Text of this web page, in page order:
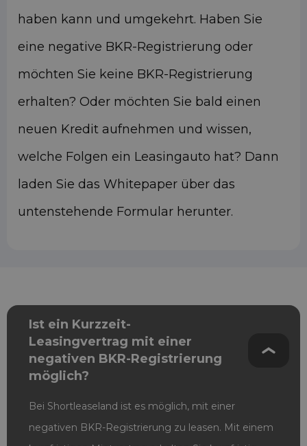
haben kann und umgekehrt. Haben Sie
eine negative BKR-Registrierung oder
möchten Sie keine BKR-Registrierung
erhalten? Oder möchten Sie bald einen
neuen Kredit aufnehmen und wissen,
welche Folgen ein Leasingauto hat? Dann
laden Sie das Whitepaper über das
untenstehende Formular herunter.
Ist ein Kurzzeit-
Leasingvertrag mit einer
negativen BKR-Registrierung
möglich?
Bei Shortleaseland ist es möglich, mit einer
negativen BKR-Registrierung zu leasen. Mit einem